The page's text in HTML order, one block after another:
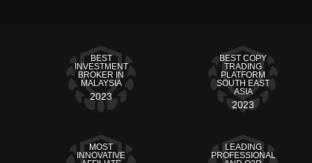
BEST COPY
TRADING
PLATFORM
SOUTH EAST
ASIA
2023
BEST
INVESTMENT
BROKER IN
MALAYSIA
2023
LEADING
PROFESSIONAL
MOST
INNOVATIVE